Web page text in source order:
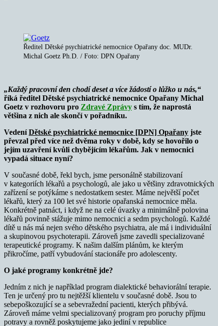
Ředitel Dětské psychiatrické nemocnice Opařany doc. MUDr.
Michal Goetz Ph.D. / Foto: DPN Opařany
„Každý pracovní den chodí deset a více žádostí o lůžko u nás,“
říká ředitel Dětské psychiatrické nemocnice Opařany Michal
Goetz v rozhovoru pro Zdravé Zprávy s tím, že naprostá
většina z nich ale skončí v pořadníku.
VedeníDětské psychiatrické nemocnice [DPN] Opařany jste
převzal před více než dvěma roky v době, kdy se hovořilo o
jejím uzavření kvůli chybějícím lékařům. Jak v nemocnici
vypadá situace nyní?
V současné době, řekl bych, jsme personálně stabilizovaní
v kategoriích lékařů a psychologů, ale jako u většiny zdravotnických
zařízení se potýkáme s nedostatkem sester. Máme největší počet
lékařů, který za 100 let své historie opařanská nemocnice měla.
Konkrétně patnáct, i když ne na celé úvazky a minimálně polovina
lékařů povinně stážuje mimo nemocnici a sedm psychologů. Každé
dítě u nás má nejen svého dětského psychiatra, ale má i individuální
a skupinovou psychoterapii. Zároveň jsme zavedli specializované
terapeutické programy. K našim dalším plánům, ke kterým
přikročíme, patří vybudování stacionáře pro adolescenty.
O jaké programy konkrétně jde?
Jedním z nich je například program dialektické behaviorální terapie.
Ten je určený pro tu nejtěžší klientelu v současné době. Jsou to
sebepoškozující se a sebevražední pacienti, kterých přibývá.
Zároveň máme velmi specializovaný program pro poruchy příjmu
potravy a rovněž poskytujeme jako jediní v republice